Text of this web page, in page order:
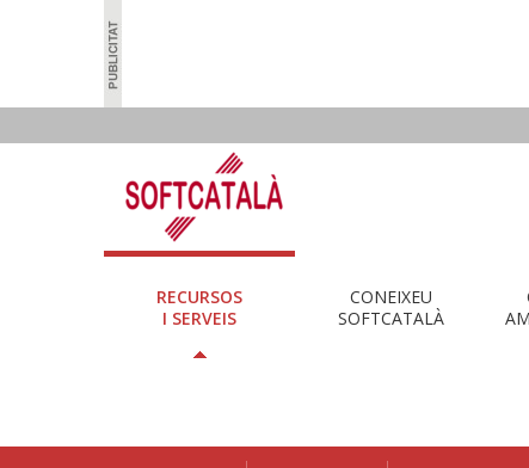
RECURSOS
I SERVEIS
CONEIXEU
SOFTCATALÀ